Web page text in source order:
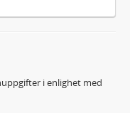
i enlighet med